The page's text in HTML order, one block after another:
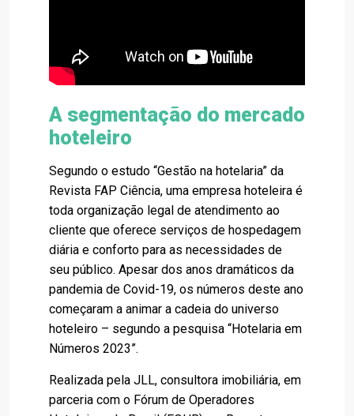
A segmentação do mercado
hoteleiro
Segundo o estudo “Gestão na hotelaria” da
Revista FAP Ciência, uma empresa hoteleira é
toda organização legal de atendimento ao
cliente que oferece serviços de hospedagem
diária e conforto para as necessidades de
seu público. Apesar dos anos dramáticos da
pandemia de Covid-19, os números deste ano
começaram a animar a cadeia do universo
hoteleiro – segundo a pesquisa “Hotelaria em
Números 2023”.
Realizada pela JLL, consultora imobiliária, em
parceria com o Fórum de Operadores